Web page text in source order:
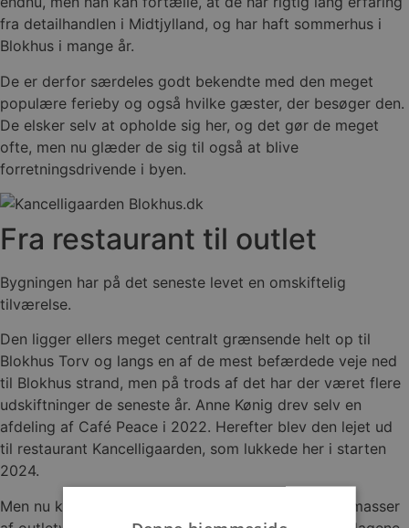
fra detailhandlen i Midtjylland, og har haft sommerhus i
Blokhus i mange år.
De er derfor særdeles godt bekendte med den meget
populære ferieby og også hvilke gæster, der besøger den.
De elsker selv at opholde sig her, og det gør de meget
ofte, men nu glæder de sig til også at blive
forretningsdrivende i byen.
Fra restaurant til outlet
Bygningen har på det seneste levet en omskiftelig
tilværelse.
Den ligger ellers meget centralt grænsende helt op til
Blokhus Torv og langs en af de mest befærdede veje ned
til Blokhus strand, men på trods af det har der været flere
udskiftninger de seneste år. Anne Kønig drev selv en
afdeling af Café Peace i 2022. Herefter blev den lejet ud
til restaurant Kancelligaarden, som lukkede her i starten
2024.
Men nu kan gæsterne fremover gå på opdagelse i masser